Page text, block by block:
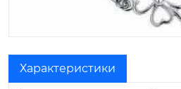
Характеристики